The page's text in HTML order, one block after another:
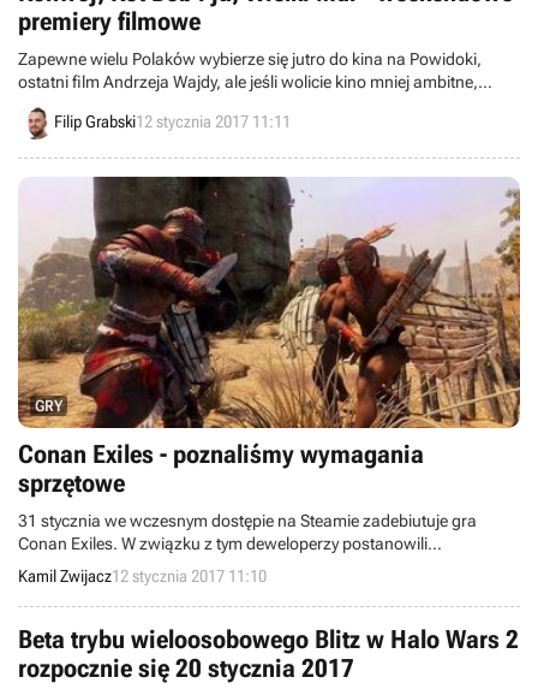
premiery filmowe
Zapewne wielu Polaków wybierze się jutro do kina na Powidoki,
ostatni film Andrzeja Wajdy, ale jeśli wolicie kino mniej ambitne,
znajdziecie seanse sensacyjnego Konwoju, miłego Kota Boba oraz
pełnego rozmachu Wielkiego Muru.
Filip Grabski12 stycznia 2017 11:11
GRY
Conan Exiles - poznaliśmy wymagania
sprzętowe
31 stycznia we wczesnym dostępie na Steamie zadebiutuje gra
Conan Exiles. W związku z tym deweloperzy postanowili
opublikować minimalne i zalecane wymagania sprzętowe produkcji.
Kamil Zwijacz12 stycznia 2017 11:10
Beta trybu wieloosobowego Blitz w Halo Wars 2
rozpocznie się 20 stycznia 2017